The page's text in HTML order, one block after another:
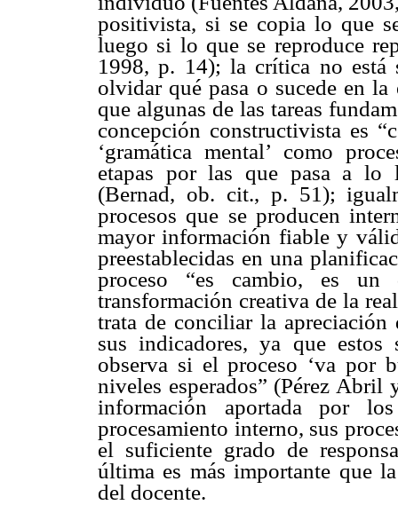
positivista, si se copia lo que
luego si lo que se reproduce
1998, p. 14); la crítica no está
olvidar qué pasa o sucede en
que algunas de las tareas
concepción constructivista es
‘gramática mental’ como
etapas por las que pasa a lo
(Bernad, ob. cit., p. 51);
procesos que se producen
mayor información fiable y
preestablecidas en una
proceso “es cambio, es un
transformación creativa de la
trata de conciliar la apreciación
sus indicadores, ya que estos
observa si el proceso ‘va por
niveles esperados” (Pérez
información aportada por
procesamiento interno, sus
el suficiente grado de
última es más importante que
del docente.